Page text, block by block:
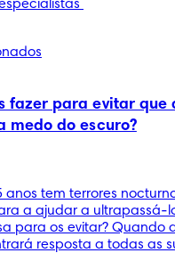
fazer para evitar que
medo do escuro?
anos tem terrores
a ajudar a ultrapassá-
para os evitar? Quando
resposta a todas as